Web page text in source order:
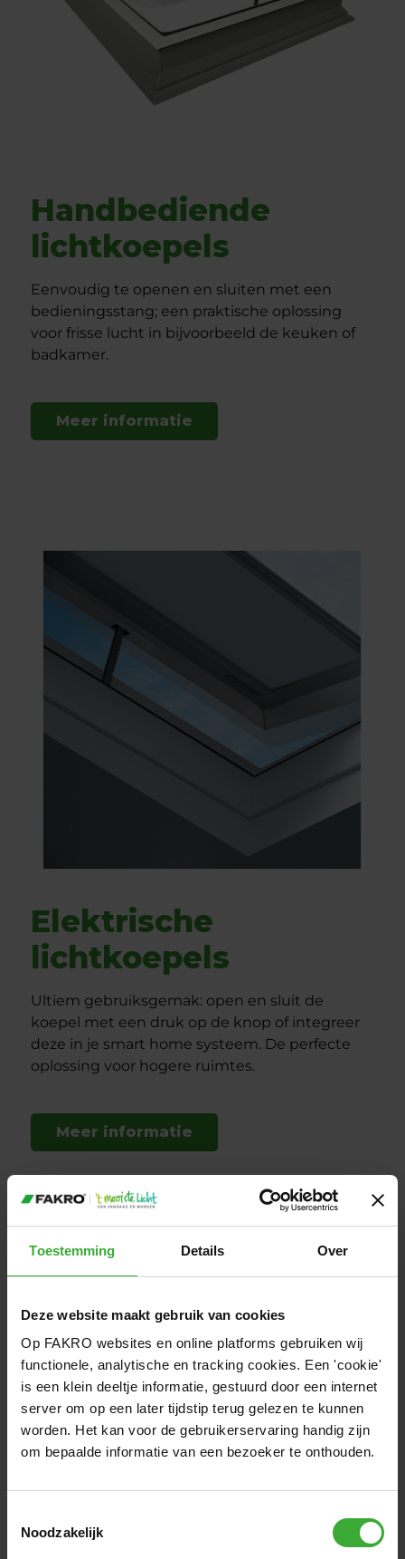
Toestemming Details Over
Deze website maakt gebruik van cookies
Op FAKRO websites en online platforms gebruiken wij
functionele, analytische en tracking cookies. Een 'cookie'
is een klein deeltje informatie, gestuurd door een internet
server om op een later tijdstip terug gelezen te kunnen
worden. Het kan voor de gebruikerservaring handig zijn
om bepaalde informatie van een bezoeker te onthouden.
Noodzakelijk
Handbediende
lichtkoepels
Eenvoudig te openen en sluiten met een
bedieningsstang; een praktische oplossing
voor frisse lucht in bijvoorbeeld de keuken of
badkamer.
Meer informatie
Elektrische
lichtkoepels
Ultiem gebruiksgemak: open en sluit de
koepel met een druk op de knop of integreer
deze in je smart home systeem. De perfecte
oplossing voor hogere ruimtes.
Meer informatie
glas